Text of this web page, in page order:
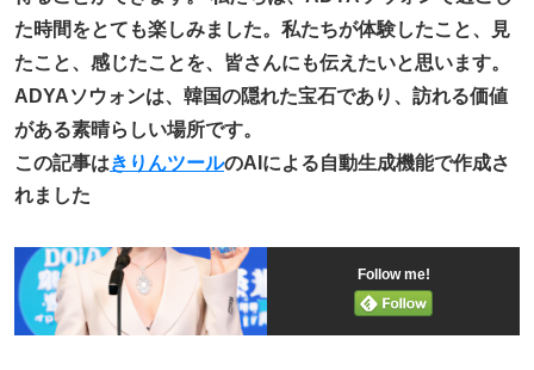
た時間をとても楽しみました。私たちが体験したこと、見
たこと、感じたことを、皆さんにも伝えたいと思います。
ADYAソウォンは、韓国の隠れた宝石であり、訪れる価値
がある素晴らしい場所です。
この記事はきりんツールのAIによる自動生成機能で作成さ
れました
Follow me!